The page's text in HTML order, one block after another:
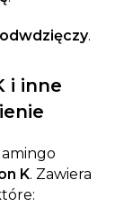
.
i inne
K. Zawiera